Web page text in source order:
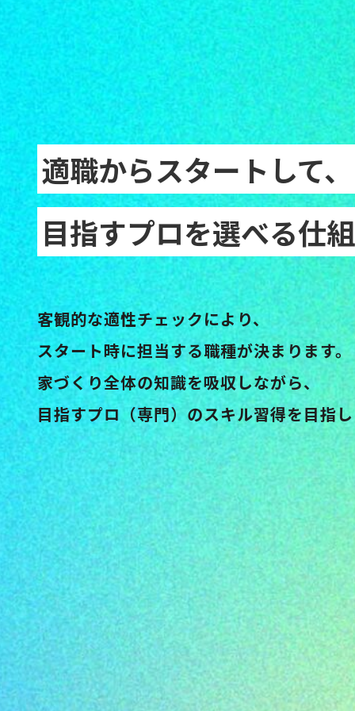
適職からスタートして、
目指すプロを選べる仕
客観的な適性チェックにより、
スタート時に担当する職種が決まります。
家づくり全体の知識を吸収しながら、
目指すプロ（専門）のスキル習得を目指